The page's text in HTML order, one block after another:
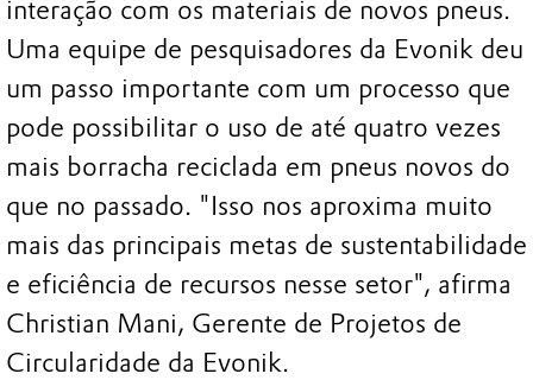
interação com os materiais de novos pneus.
Uma equipe de pesquisadores da Evonik deu
um passo importante com um processo que
pode possibilitar o uso de até quatro vezes
mais borracha reciclada em pneus novos do
que no passado. "Isso nos aproxima muito
mais das principais metas de sustentabilidade
e eficiência de recursos nesse setor", afirma
Christian Mani, Gerente de Projetos de
Circularidade da Evonik.